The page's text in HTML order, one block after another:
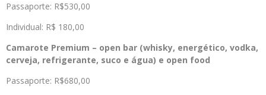
Passaporte: R$530,00
Individual: R$ 180,00
Camarote Premium – open bar (whisky, energético, vodka,
cerveja, refrigerante, suco e água) e open food
Passaporte: R$680,00